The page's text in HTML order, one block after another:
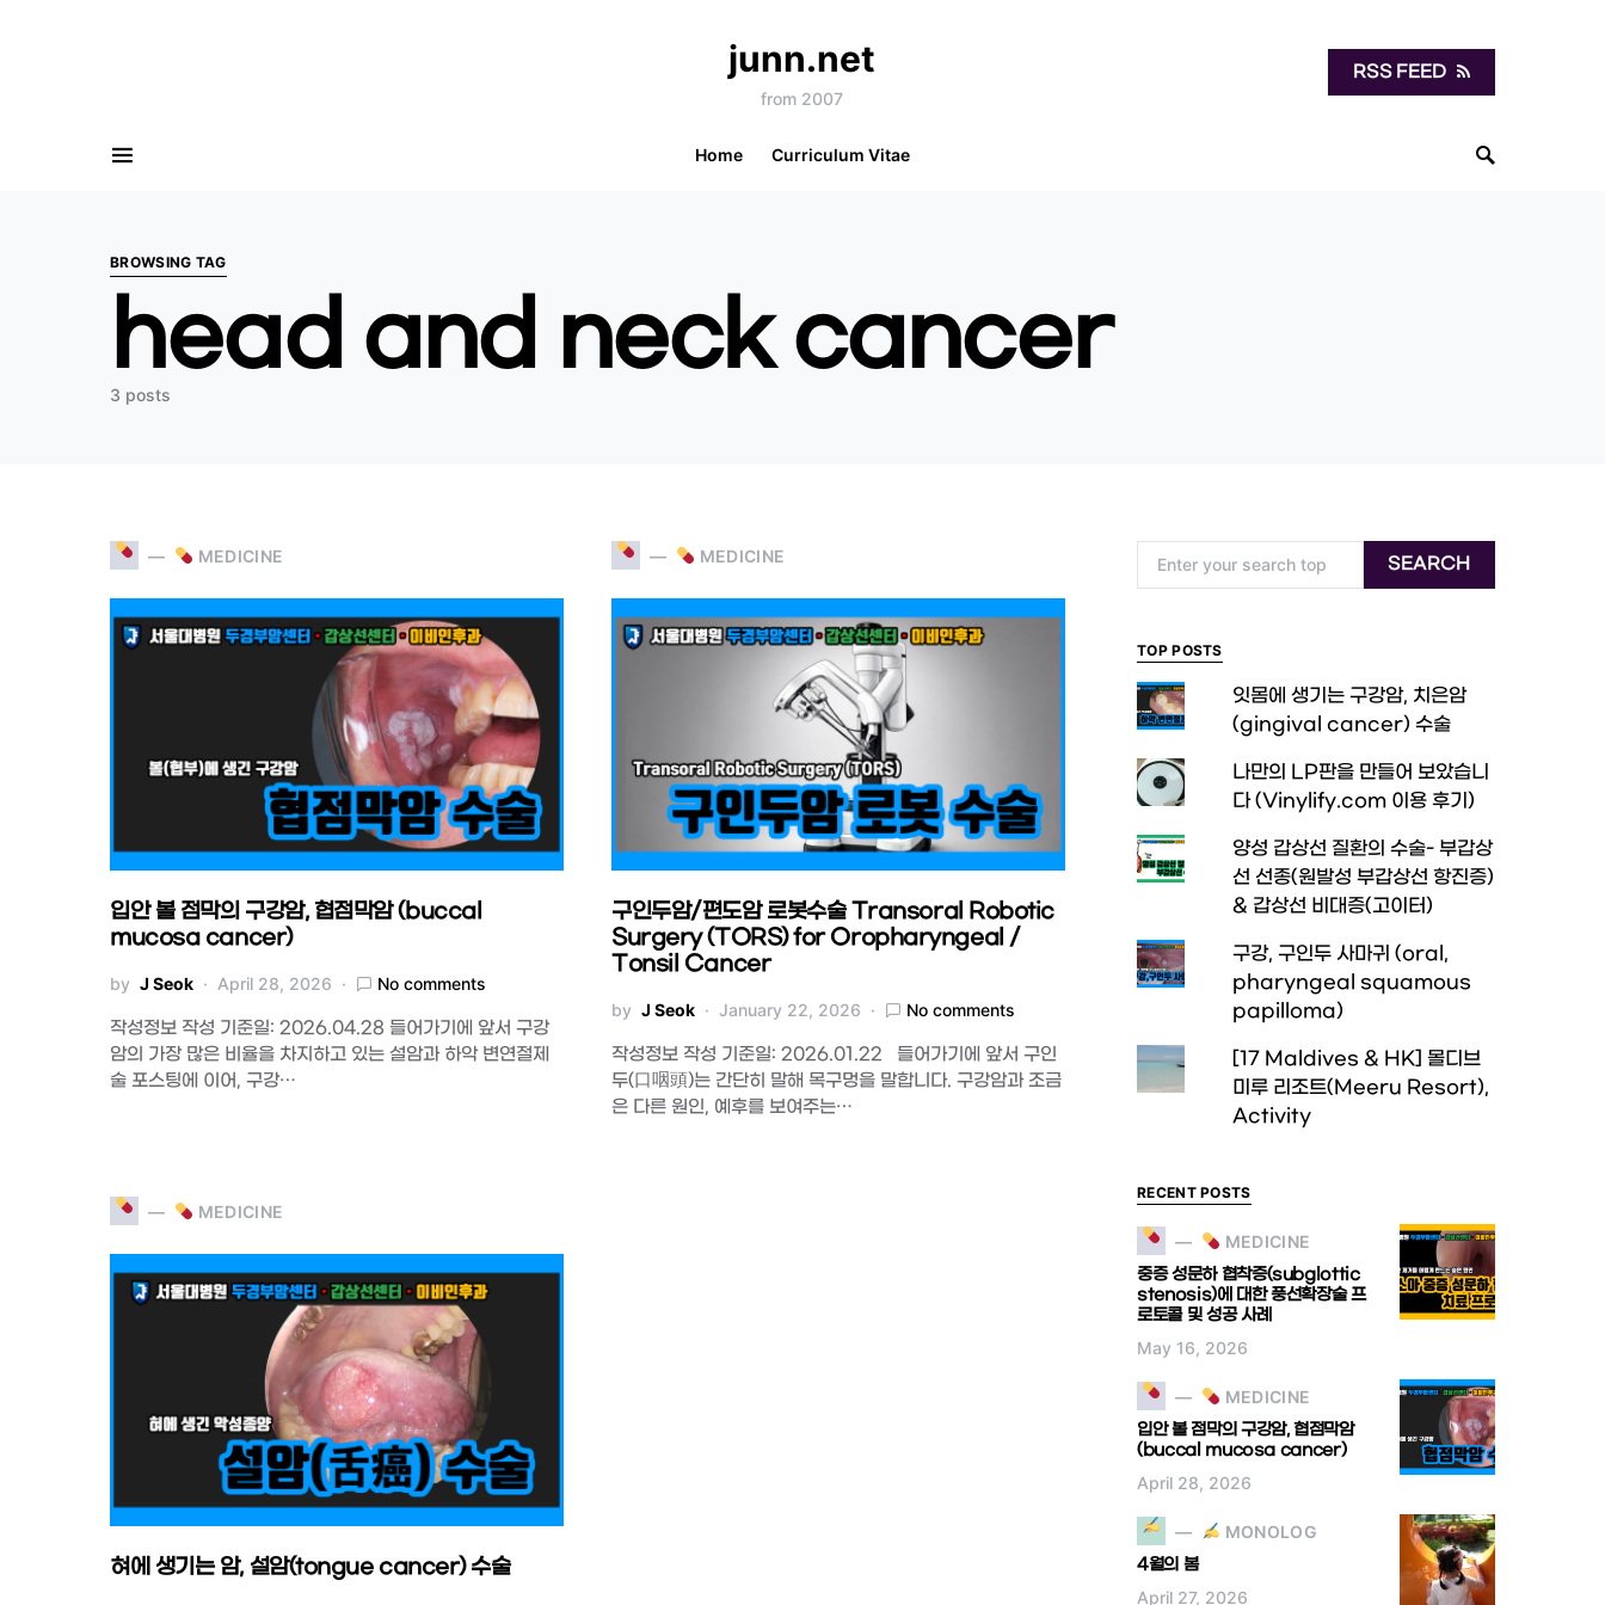
junn.net
from 2007
RSS FEED
Home Curriculum Vitae
Search for:
BROWSING TAG
head and neck cancer
3 posts
MEDICINE
입안 볼 점막의 구강암, 협점막암 (buccal
mucosa cancer)
by J Seok April 28, 2026 No comments
작성정보 작성 기준일: 2026.04.28 들어가기에 앞서 구강
암의 가장 많은 비율을 차지하고 있는 설암과 하악 변연절제
술 포스팅에 이어, 구강…
MEDICINE
구인두암/편도암 로봇수술 Transoral Robotic
Surgery (TORS) for Oropharyngeal /
Tonsil Cancer
by J Seok January 22, 2026 No comments
작성정보 작성 기준일: 2026.01.22 들어가기에 앞서 구인
두(口咽頭)는 간단히 말해 목구멍을 말합니다. 구강암과 조금
은 다른 원인, 예후를 보여주는…
MEDICINE
혀에 생기는 암, 설암(tongue cancer) 수술
SEARCH
TOP POSTS
잇몸에 생기는 구강암, 치은암
(gingival cancer) 수술
나만의 LP판을 만들어 보았습니
다 (Vinylify.com 이용 후기)
양성 갑상선 질환의 수술- 부갑상
선 선종(원발성 부갑상선 항진증)
& 갑상선 비대증(고이터)
구강, 구인두 사마귀 (oral,
pharyngeal squamous
papilloma)
[17 Maldives & HK] 몰디브
미루 리조트(Meeru Resort),
Activity
RECENT POSTS
MEDICINE
중증 성문하 협착증(subglottic
stenosis)에 대한 풍선확장술 프
로토콜 및 성공 사례
May 16, 2026
MEDICINE
입안 볼 점막의 구강암, 협점막암
(buccal mucosa cancer)
April 28, 2026
MONOLOG
4월의 봄
April 27, 2026